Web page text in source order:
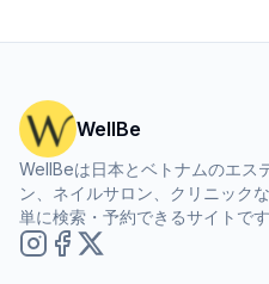
WellBe
WellBeは日本とベトナムのエス
ン、ネイルサロン、クリニック
単に検索・予約できるサイトです